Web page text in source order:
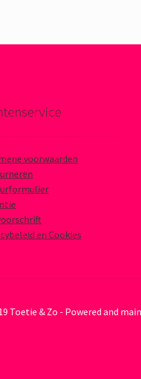
voorwaarden
en Cookies
Toetie & Zo - Powered and